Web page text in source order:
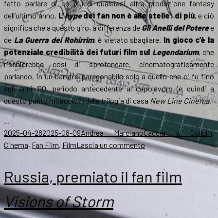
fatto parlare di sé più di qualsiasi altra produzione fantasy
dell’ultimo anno. L’hypedei fan non è alle stelle: di più, e ciò
significa che a questo giro, a differenza de Gli Anelli del Poteree
de La Guerra dei Rohirrim, è vietato sbagliare. In gioco c’è la
potenziale credibilità dei futuri film sul Legendarium, che
rischierebbe così di sprofondare, cinematograficamente
parlando, in un baratro paragonabile solo a quello che ci fu fino
agli anni ’90, periodo antecedente al capolavoro (e quindi a
questo punto miracolo?) della trilogia di casa New Line Cinema.
…
Scritto
il
2025-04-282025-08-09Autore
Andrea MarcianòCategorie
Caccia a Gollum,
Cinema, Fan Film, FilmLascia un commentosu
for
Russia, premiato il fan film
Visions of Storm